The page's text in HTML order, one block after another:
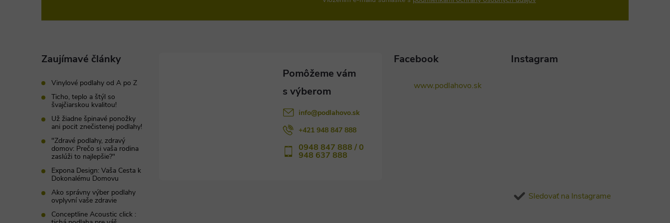
Zaujímavé články
Vinylové podlahy od A po Z
Ticho, teplo a štýl so
švajčiarskou kvalitou!
Už žiadne špinavé ponožky
ani pocit znečistenej podlahy!
"Zdravé podlahy, zdravý
domov: Prečo si vaša rodina
zaslúži to najlepšie?"
Expona Design: Vaša Cesta k
Dokonalému Domovu
Ako správny výber podlahy
ovplyvní vaše zdravie
Conceptline Acoustic click :
info@podlahovo.sk
+421 948 847 888
0948 847 888 / 0
948 637 888
Facebook
www.podlahovo.sk
Instagram
Sledovať na Instagrame